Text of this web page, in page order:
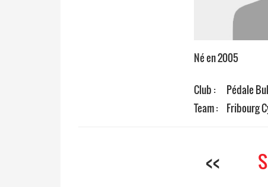
Né en 2005
Club :
Pédale
Team : Fribourg
<<